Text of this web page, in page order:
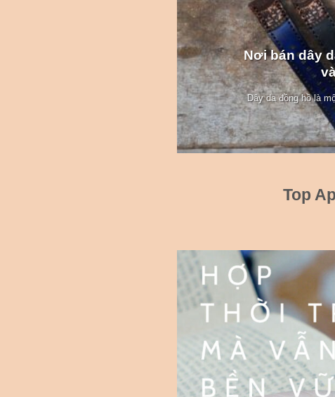
Nơi bán dây
Dây da đồng hồ là
Top